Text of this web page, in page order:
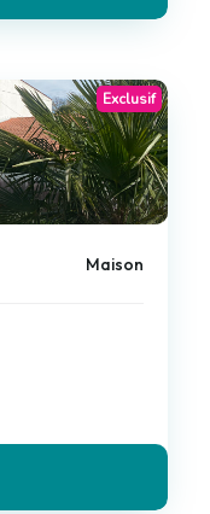
Exclusif
Maison